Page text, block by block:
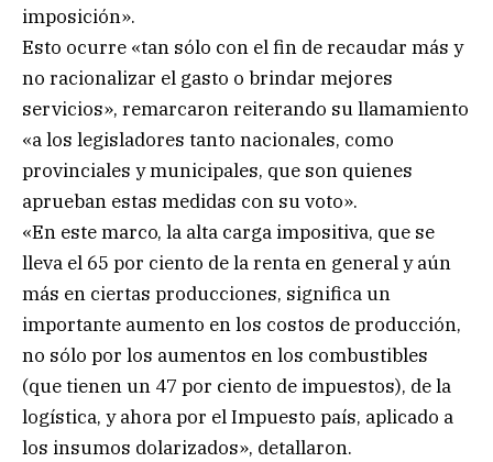
imposición».
Esto ocurre «tan sólo con el fin de recaudar más y
no racionalizar el gasto o brindar mejores
servicios», remarcaron reiterando su llamamiento
«a los legisladores tanto nacionales, como
provinciales y municipales, que son quienes
aprueban estas medidas con su voto».
«En este marco, la alta carga impositiva, que se
lleva el 65 por ciento de la renta en general y aún
más en ciertas producciones, significa un
importante aumento en los costos de producción,
no sólo por los aumentos en los combustibles
(que tienen un 47 por ciento de impuestos), de la
logística, y ahora por el Impuesto país, aplicado a
los insumos dolarizados», detallaron.